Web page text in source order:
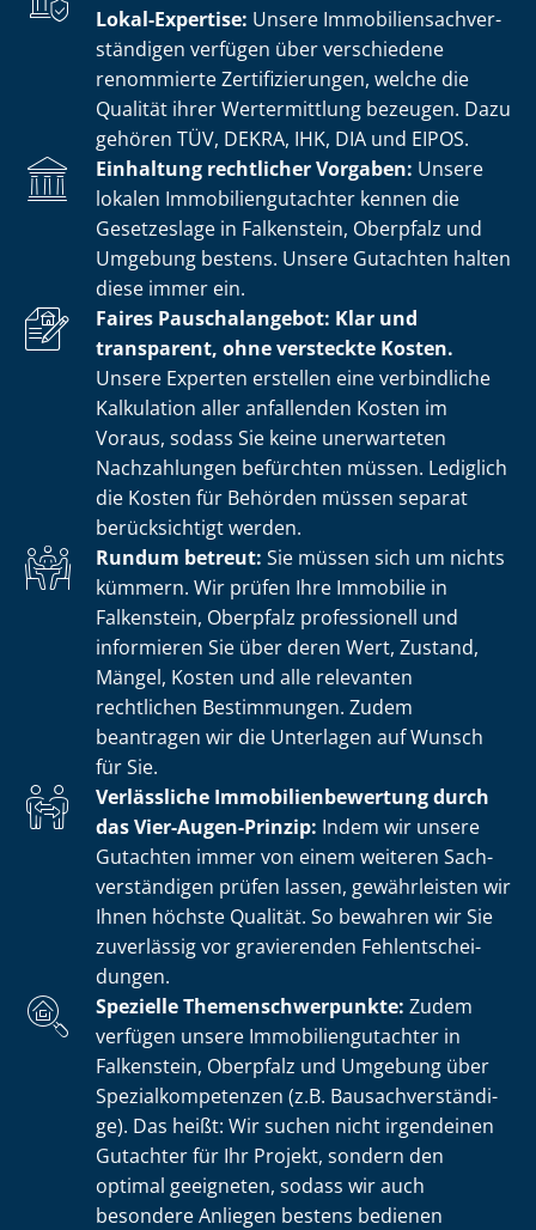
Lokal-Expertise: Unsere Im­mo­bi­li­en­sach­ver­
stän­di­gen verfügen über verschiedene
renommierte Zer­ti­fi­zie­run­gen, welche die
Qualität ihrer Wertermittlung bezeugen. Dazu
gehören TÜV, DEKRA, IHK, DIA und EIPOS.
Einhaltung rechtlicher Vorgaben: Unsere
lokalen Im­mo­bi­li­en­gut­ach­ter kennen die
Gesetzeslage in Falkenstein, Oberpfalz und
Umgebung bestens. Unsere Gutachten halten
diese immer ein.
Faires Pauschalangebot: Klar und
transparent, ohne versteckte Kosten.
Unsere Experten erstellen eine verbindliche
Kalkulation aller anfallenden Kosten im
Voraus, sodass Sie keine unerwarteten
Nachzahlungen befürchten müssen. Lediglich
die Kosten für Behörden müssen separat
berücksichtigt werden.
Rundum betreut: Sie müssen sich um nichts
kümmern. Wir prüfen Ihre Immobilie in
Falkenstein, Oberpfalz professionell und
informieren Sie über deren Wert, Zustand,
Mängel, Kosten und alle relevanten
rechtlichen Bestimmungen. Zudem
beantragen wir die Unterlagen auf Wunsch
für Sie.
Verlässliche Im­mo­bi­li­en­be­wer­tung durch
das Vier-Augen-Prinzip: Indem wir unsere
Gutachten immer von einem weiteren Sach­
ver­stän­di­gen prüfen lassen, gewährleisten wir
Ihnen höchste Qualität. So bewahren wir Sie
zuverlässig vor gravierenden Fehl­ent­schei­
dun­gen.
Spezielle The­men­schwer­punk­te: Zudem
verfügen unsere Im­mo­bi­li­en­gut­ach­ter in
Falkenstein, Oberpfalz und Umgebung über
Spe­zi­al­kom­pe­ten­zen (z.B. Bau­sach­ver­stän­di­
ge). Das heißt: Wir suchen nicht irgendeinen
Gutachter für Ihr Projekt, sondern den
optimal geeigneten, sodass wir auch
besondere Anliegen bestens bedienen